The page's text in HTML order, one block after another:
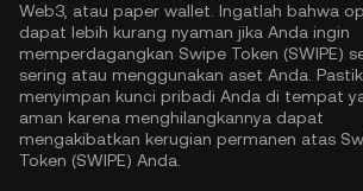
Web3, atau paper wallet. Ingatlah bahwa
dapat lebih kurang nyaman jika Anda ingin
memperdagangkan Swipe Token (SWIPE)
sering atau menggunakan aset Anda.
menyimpan kunci pribadi Anda di tempat
aman karena menghilangkannya dapat
mengakibatkan kerugian permanen atas
Token (SWIPE) Anda.